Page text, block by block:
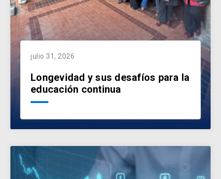
julio 31, 2026
Longevidad y sus desafíos para la
educación continua